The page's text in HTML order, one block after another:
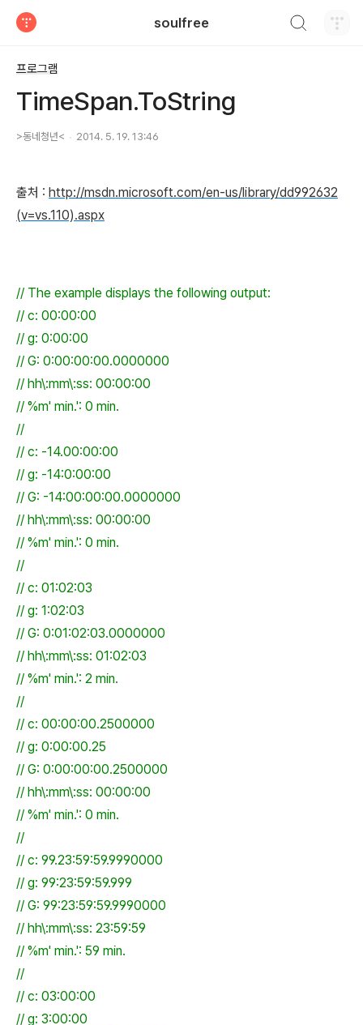
soulfree
프로그램
TimeSpan.ToString
>동네청년< 2014. 5. 19. 13:46
출처 : http://msdn.microsoft.com/en-us/library/dd992632
(v=vs.110).aspx
// The example displays the following output:
// c: 00:00:00
// g: 0:00:00
// G: 0:00:00:00.0000000
// hh\:mm\:ss: 00:00:00
// %m' min.': 0 min.
//
// c: -14.00:00:00
// g: -14:0:00:00
// G: -14:00:00:00.0000000
// hh\:mm\:ss: 00:00:00
// %m' min.': 0 min.
//
// c: 01:02:03
// g: 1:02:03
// G: 0:01:02:03.0000000
// hh\:mm\:ss: 01:02:03
// %m' min.': 2 min.
//
// c: 00:00:00.2500000
// g: 0:00:00.25
// G: 0:00:00:00.2500000
// hh\:mm\:ss: 00:00:00
// %m' min.': 0 min.
//
// c: 99.23:59:59.9990000
// g: 99:23:59:59.999
// G: 99:23:59:59.9990000
// hh\:mm\:ss: 23:59:59
// %m' min.': 59 min.
//
// c: 03:00:00
// g: 3:00:00